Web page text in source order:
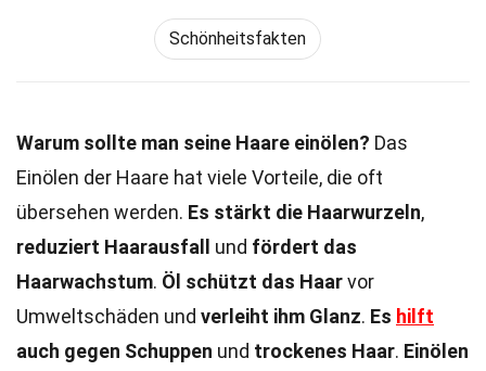
Schönheitsfakten
Warum sollte man seine Haare einölen? Das
Einölen der Haare hat viele Vorteile, die oft
übersehen werden. Es stärkt die Haarwurzeln,
reduziert Haarausfall
und fördert das
Haarwachstum. Öl schützt das Haarvor
Umweltschäden und verleiht ihm Glanz. Es hilft
auch gegen Schuppen und trockenes Haar. Einölen